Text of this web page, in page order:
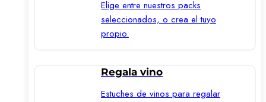
Elige entre nuestros packs
seleccionados, o crea el tuyo
propio.
Regala vino
Estuches de vinos para regalar